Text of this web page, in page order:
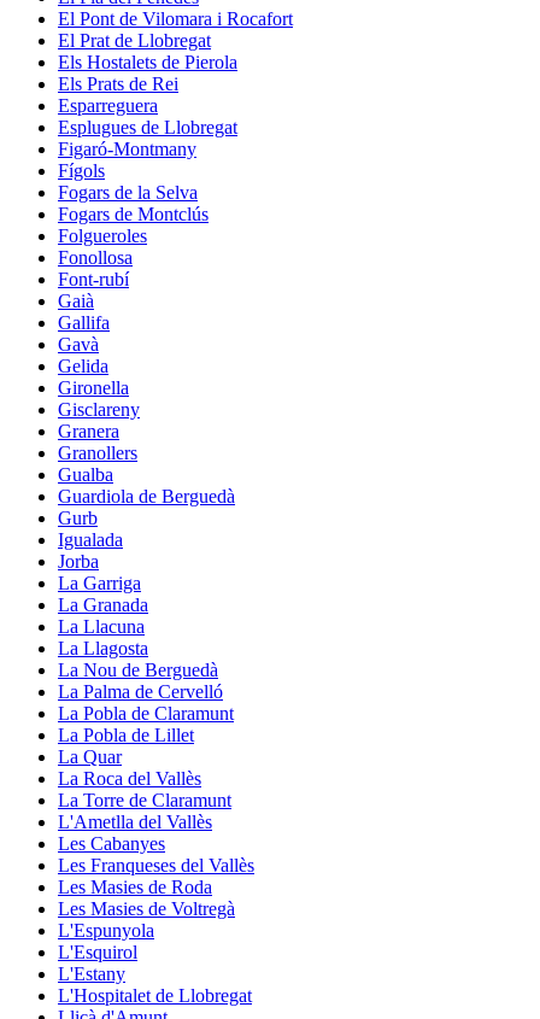
El Pont de Vilomara i Rocafort
El Prat de Llobregat
Els Hostalets de Pierola
Els Prats de Rei
Esparreguera
Esplugues de Llobregat
Figaró-Montmany
Fígols
Fogars de la Selva
Fogars de Montclús
Folgueroles
Fonollosa
Font-rubí
Gaià
Gallifa
Gavà
Gelida
Gironella
Gisclareny
Granera
Granollers
Gualba
Guardiola de Berguedà
Gurb
Igualada
Jorba
La Garriga
La Granada
La Llacuna
La Llagosta
La Nou de Berguedà
La Palma de Cervelló
La Pobla de Claramunt
La Pobla de Lillet
La Quar
La Roca del Vallès
La Torre de Claramunt
L'Ametlla del Vallès
Les Cabanyes
Les Franqueses del Vallès
Les Masies de Roda
Les Masies de Voltregà
L'Espunyola
L'Esquirol
L'Estany
L'Hospitalet de Llobregat